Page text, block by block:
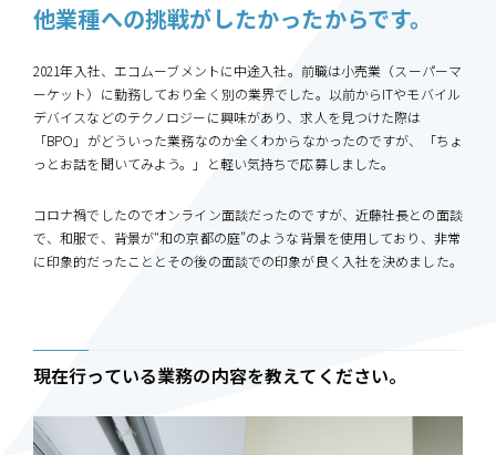
他業種への挑戦がしたかったからです。
2021年入社、エコムーブメントに中途入社。前職は小売業（スーパーマ
ーケット）に勤務しており全く別の業界でした。以前からITやモバイル
デバイスなどのテクノロジーに興味があり、求人を見つけた際は
「BPO」がどういった業務なのか全くわからなかったのですが、「ちょ
っとお話を聞いてみよう。」と軽い気持ちで応募しました。
コロナ禍でしたのでオンライン面談だったのですが、近藤社長との面談
で、和服で、背景が“和の京都の庭”のような背景を使用しており、非常
に印象的だったこととその後の面談での印象が良く入社を決めました。
現在行っている業務の内容を教えてください。